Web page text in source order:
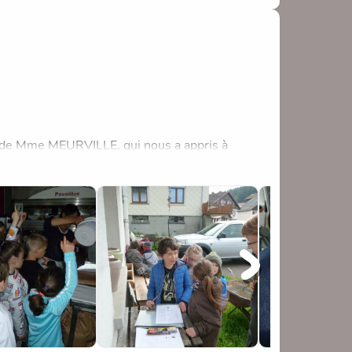
Mme MEURVILLE, qui nous a appris à
nous nous empresserons de goûter demain